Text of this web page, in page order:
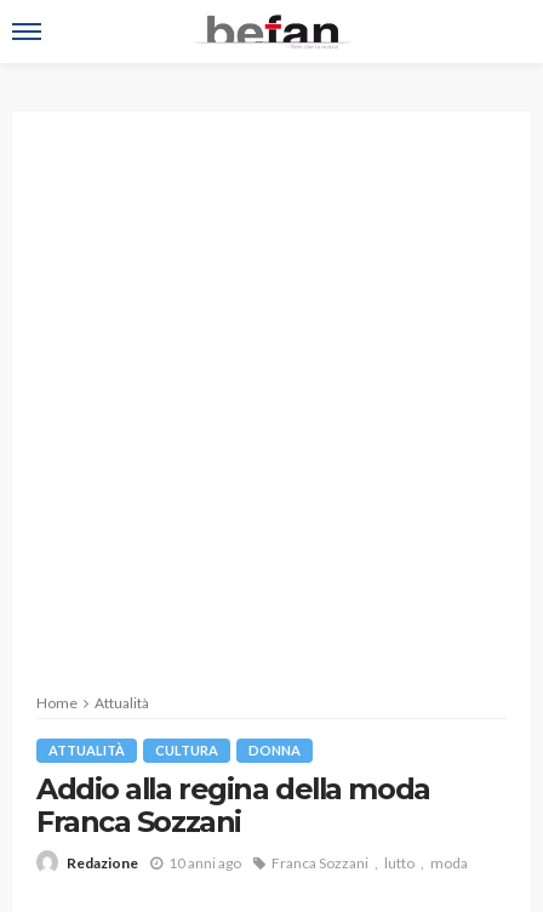
Home Attualità
ATTUALITÀ CULTURA DONNA
Addio alla regina della moda
Franca Sozzani
Redazione 10 anni ago Franca Sozzani lutto moda